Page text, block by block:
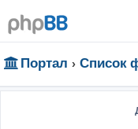
Портал Список